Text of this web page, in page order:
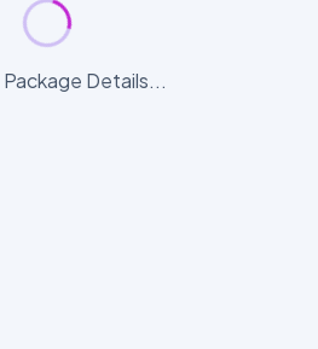
Details...